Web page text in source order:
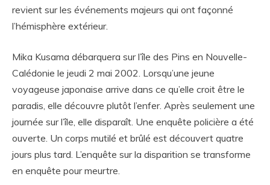
revient sur les événements majeurs qui ont façonné
l’hémisphère extérieur.
Mika Kusama débarquera sur l’île des Pins en Nouvelle-
Calédonie le jeudi 2 mai 2002. Lorsqu’une jeune
voyageuse japonaise arrive dans ce qu’elle croit être le
paradis, elle découvre plutôt l’enfer. Après seulement une
journée sur l’île, elle disparaît. Une enquête policière a été
ouverte. Un corps mutilé et brûlé est découvert quatre
jours plus tard. L’enquête sur la disparition se transforme
en enquête pour meurtre.